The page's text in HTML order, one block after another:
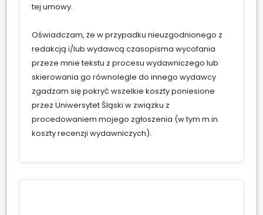
tej umowy.
Oświadczam, że w przypadku nieuzgodnionego z
redakcją i/lub wydawcą czasopisma wycofania
przeze mnie tekstu z procesu wydawniczego lub
skierowania go równolegle do innego wydawcy
zgadzam się pokryć wszelkie koszty poniesione
przez Uniwersytet Śląski w związku z
procedowaniem mojego zgłoszenia (w tym m.in.
koszty recenzji wydawniczych).